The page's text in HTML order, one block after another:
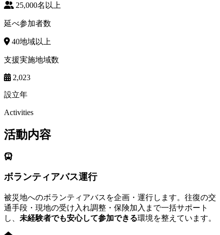
25,000名以上
延べ参加者数
40地域以上
支援実施地域数
2,023
設立年
Activities
活動内容
ボランティアバス運行
被災地へのボランティアバスを企画・運行します。往復の交
通手段・現地の受け入れ調整・保険加入まで一括サポート
し、 未経験者でも安心して参加できる環境を整えています。